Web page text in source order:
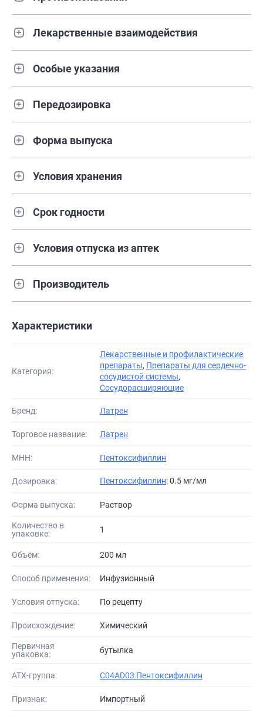
Лекарственные взаимодействия
Особые указания
Передозировка
Форма выпуска
Условия хранения
Срок годности
Условия отпуска из аптек
Производитель
Характеристики
Категория:
Лекарственные и профилактические
препараты, Препараты для сердечно-
сосудистой системы,
Сосудорасширяющие
Бренд: Латрен
Торговое название: Латрен
МНН: Пентоксифиллин
Дозировка: Пентоксифиллин: 0.5 мг/мл
Форма выпуска: Раствор
Количество в
упаковке:
1
Объём: 200 мл
Способ применения: Инфузионный
Условия отпуска: По рецепту
Происхождение: Химический
Первичная
упаковка:
бутылка
АТХ-группа: C04AD03 Пентоксифиллин
Признак: Импортный